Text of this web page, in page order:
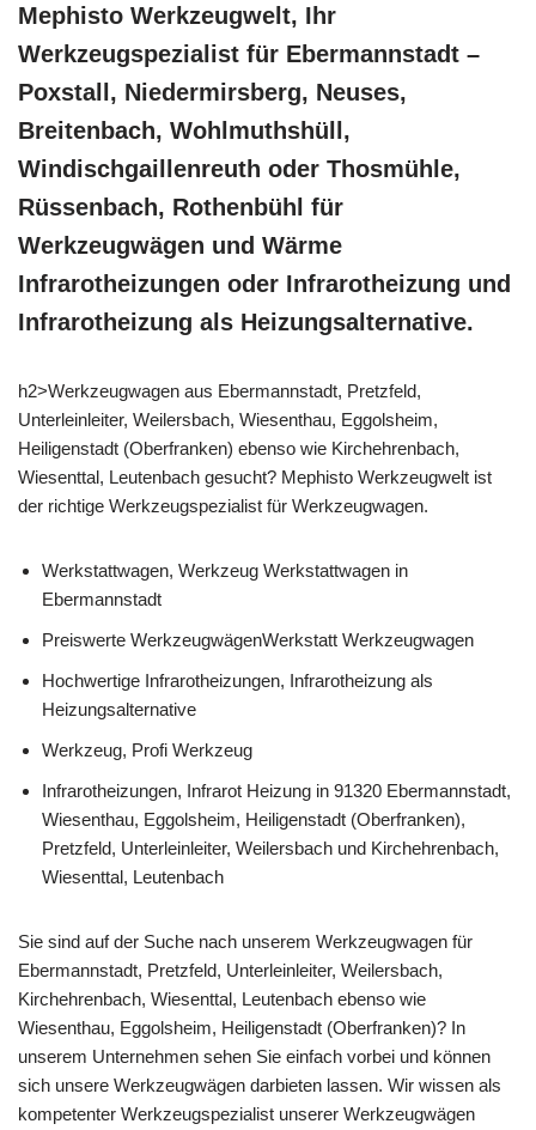
Mephisto Werkzeugwelt, Ihr
Werkzeugspezialist für Ebermannstadt –
Poxstall, Niedermirsberg, Neuses,
Breitenbach, Wohlmuthshüll,
Windischgaillenreuth oder Thosmühle,
Rüssenbach, Rothenbühl für
Werkzeugwägen und Wärme
Infrarotheizungen oder Infrarotheizung und
Infrarotheizung als Heizungsalternative.
h2>Werkzeugwagen aus Ebermannstadt, Pretzfeld,
Unterleinleiter, Weilersbach, Wiesenthau, Eggolsheim,
Heiligenstadt (Oberfranken) ebenso wie Kirchehrenbach,
Wiesenttal, Leutenbach gesucht? Mephisto Werkzeugwelt ist
der richtige Werkzeugspezialist für Werkzeugwagen.
Werkstattwagen, Werkzeug Werkstattwagen in
Ebermannstadt
Preiswerte WerkzeugwägenWerkstatt Werkzeugwagen
Hochwertige Infrarotheizungen, Infrarotheizung als
Heizungsalternative
Werkzeug, Profi Werkzeug
Infrarotheizungen, Infrarot Heizung in 91320 Ebermannstadt,
Wiesenthau, Eggolsheim, Heiligenstadt (Oberfranken),
Pretzfeld, Unterleinleiter, Weilersbach und Kirchehrenbach,
Wiesenttal, Leutenbach
Sie sind auf der Suche nach unserem Werkzeugwagen für
Ebermannstadt, Pretzfeld, Unterleinleiter, Weilersbach,
Kirchehrenbach, Wiesenttal, Leutenbach ebenso wie
Wiesenthau, Eggolsheim, Heiligenstadt (Oberfranken)? In
unserem Unternehmen sehen Sie einfach vorbei und können
sich unsere Werkzeugwägen darbieten lassen. Wir wissen als
kompetenter Werkzeugspezialist unserer Werkzeugwägen